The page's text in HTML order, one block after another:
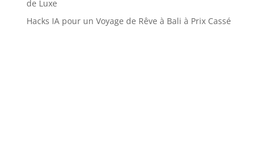
de Luxe
Hacks IA pour un Voyage de Rêve à Bali à Prix Cassé